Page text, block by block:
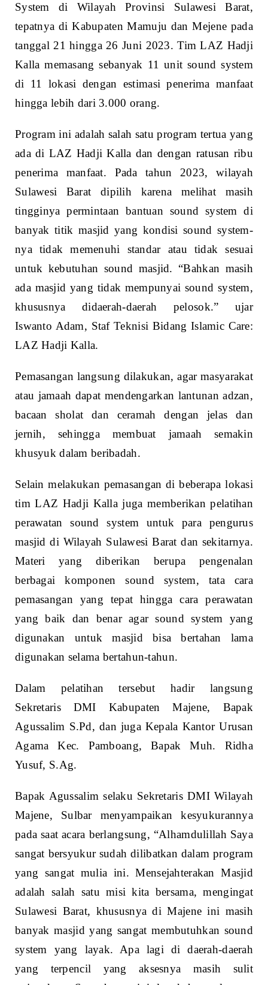
System di Wilayah Provinsi Sulawesi Barat,
tepatnya di Kabupaten Mamuju dan Mejene pada
tanggal 21 hingga 26 Juni 2023. Tim LAZ Hadji
Kalla memasang sebanyak 11 unit sound system
di 11 lokasi dengan estimasi penerima manfaat
hingga lebih dari 3.000 orang.
Program ini adalah salah satu program tertua yang
ada di LAZ Hadji Kalla dan dengan ratusan ribu
penerima manfaat. Pada tahun 2023, wilayah
Sulawesi Barat dipilih karena melihat masih
tingginya permintaan bantuan sound system di
banyak titik masjid yang kondisi sound system-
nya tidak memenuhi standar atau tidak sesuai
untuk kebutuhan sound masjid. “Bahkan masih
ada masjid yang tidak mempunyai sound system,
khususnya didaerah-daerah pelosok.” ujar
Iswanto Adam, Staf Teknisi Bidang Islamic Care:
LAZ Hadji Kalla.
Pemasangan langsung dilakukan, agar masyarakat
atau jamaah dapat mendengarkan lantunan adzan,
bacaan sholat dan ceramah dengan jelas dan
jernih, sehingga membuat jamaah semakin
khusyuk dalam beribadah.
Selain melakukan pemasangan di beberapa lokasi
tim LAZ Hadji Kalla juga memberikan pelatihan
perawatan sound system untuk para pengurus
masjid di Wilayah Sulawesi Barat dan sekitarnya.
Materi yang diberikan berupa pengenalan
berbagai komponen sound system, tata cara
pemasangan yang tepat hingga cara perawatan
yang baik dan benar agar sound system yang
digunakan untuk masjid bisa bertahan lama
digunakan selama bertahun-tahun.
Dalam pelatihan tersebut hadir langsung
Sekretaris DMI Kabupaten Majene, Bapak
Agussalim S.Pd, dan juga Kepala Kantor Urusan
Agama Kec. Pamboang, Bapak Muh. Ridha
Yusuf, S.Ag.
Bapak Agussalim selaku Sekretaris DMI Wilayah
Majene, Sulbar menyampaikan kesyukurannya
pada saat acara berlangsung, “Alhamdulillah Saya
sangat bersyukur sudah dilibatkan dalam program
yang sangat mulia ini. Mensejahterakan Masjid
adalah salah satu misi kita bersama, mengingat
Sulawesi Barat, khususnya di Majene ini masih
banyak masjid yang sangat membutuhkan sound
system yang layak. Apa lagi di daerah-daerah
yang terpencil yang aksesnya masih sulit